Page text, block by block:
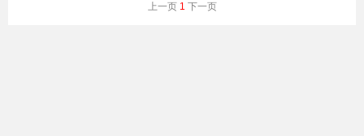
上一页 1 下一页